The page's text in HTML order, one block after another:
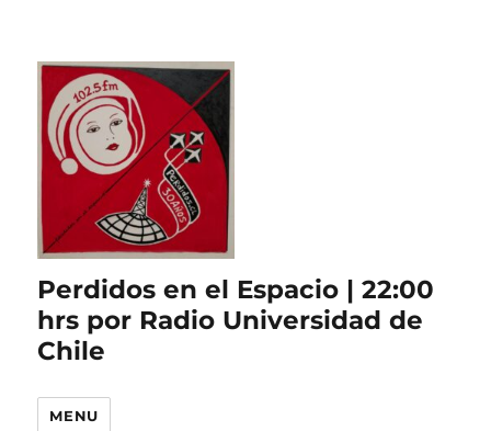
Perdidos en el Espacio | 22:00
hrs por Radio Universidad de
Chile
MENU